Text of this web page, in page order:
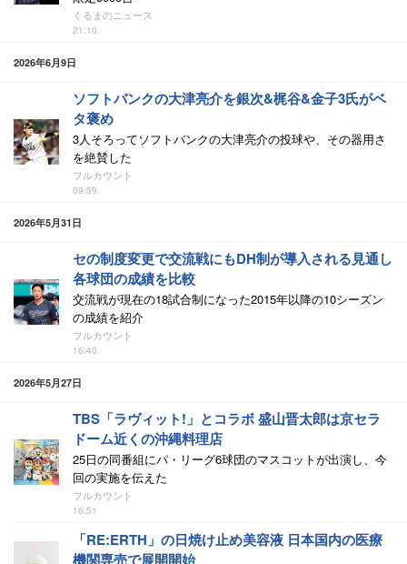
くるまのニュース
21:10
2026年6月9日
ソフトバンクの大津亮介を銀次&梶谷&金子3氏がベ
タ褒め
3人そろってソフトバンクの大津亮介の投球や、その器用さ
を絶賛した
フルカウント
09:59
2026年5月31日
セの制度変更で交流戦にもDH制が導入される見通し
各球団の成績を比較
交流戦が現在の18試合制になった2015年以降の10シーズン
の成績を紹介
フルカウント
16:40
2026年5月27日
TBS「ラヴィット!」とコラボ 盛山晋太郎は京セラ
ドーム近くの沖縄料理店
25日の同番組にパ・リーグ6球団のマスコットが出演し、今
回の実施を伝えた
フルカウント
16:51
「RE:ERTH」の日焼け止め美容液 日本国内の医療
機関専売で展開開始